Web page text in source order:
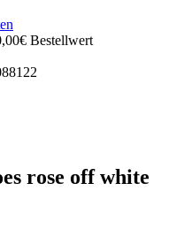
Bestellwert
rose off white